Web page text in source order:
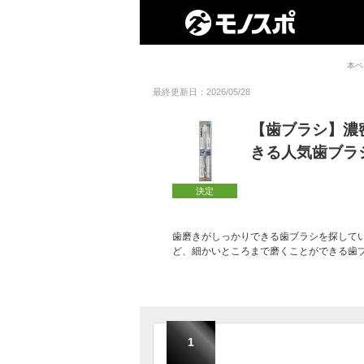
本
最終更新日：2026/05/28
決定
【歯ブラシ】
きる人気歯ブ
歯磨きがしっかりできる歯ブラシを探して
ど、細かいところまで磨くことができる歯
1